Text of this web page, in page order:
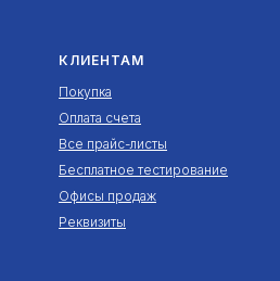
КЛИЕНТАМ
Покупка
Оплата счета
Все прайс-листы
Бесплатное тестирование
Офисы продаж
Реквизиты